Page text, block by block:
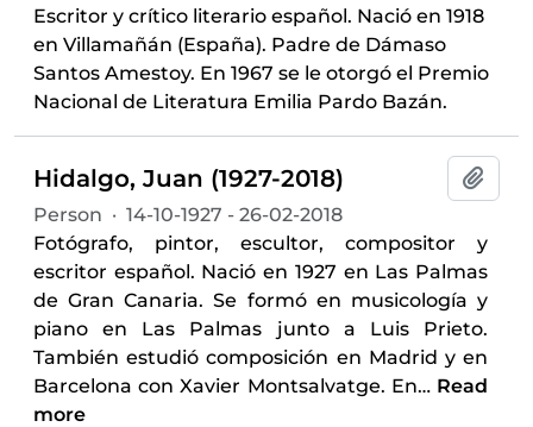
Escritor y crítico literario español. Nació en 1918
en Villamañán (España). Padre de Dámaso
Santos Amestoy. En 1967 se le otorgó el Premio
Nacional de Literatura Emilia Pardo Bazán.
Hidalgo, Juan (1927-2018)
Person · 14-10-1927 - 26-02-2018
Fotógrafo, pintor, escultor, compositor y
escritor español. Nació en 1927 en Las Palmas
de Gran Canaria. Se formó en musicología y
piano en Las Palmas junto a Luis Prieto.
También estudió composición en Madrid y en
Barcelona con Xavier Montsalvatge. En… Read
more